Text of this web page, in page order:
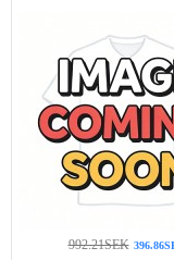
992.21SEK